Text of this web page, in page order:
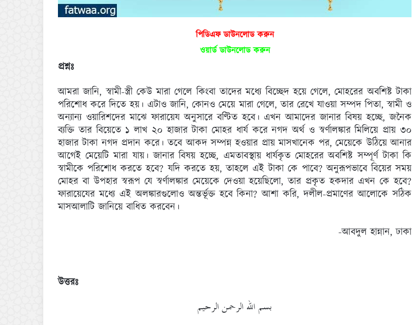
পিডিএফ ডাউনলোড করুন
ওয়ার্ড ডাউনলোড করুন
প্রশ্নঃ
আমরা জানি, স্বামী-স্ত্রী কেউ মারা গেলে কিংবা তাদের মধ্যে বিচ্ছেদ হয়ে গেলে, মোহরের অবশিষ্ট টাকা
পরিশোধ করে দিতে হয়। এটাও জানি, কোনও মেয়ে মারা গেলে, তার রেখে যাওয়া সম্পদ পিতা, স্বামী ও
অন্যান্য ওয়ারিশদের মাঝে ফারায়েয অনুসারে বণ্টিত হবে। এখন আমাদের জানার বিষয় হচ্ছে, জনৈক
ব্যক্তি তার বিয়েতে ১ লাখ ২০ হাজার টাকা মোহর ধার্য করে নগদ অর্থ ও স্বর্ণালঙ্কার মিলিয়ে প্রায় ৩০
হাজার টাকা নগদ প্রদান করে। তবে আকদ সম্পন্ন হওয়ার প্রায় মাসখানেক পর, মেয়েকে উঠিয়ে আনার
আগেই মেয়েটি মারা যায়। জানার বিষয় হচ্ছে, এমতাবস্থায় ধার্যকৃত মোহরের অবশিষ্ট সম্পূর্ণ টাকা কি
স্বামীকে পরিশোধ করতে হবে? যদি করতে হয়, তাহলে এই টাকা কে পাবে? অনুরূপভাবে বিয়ের সময়
মোহর বা উপহার স্বরূপ যে স্বর্ণালঙ্কার মেয়েকে দেওয়া হয়েছিলো, তার প্রকৃত হকদার এখন কে হবে?
ফারায়েযের মধ্যে এই অলঙ্কারগুলোও অন্তর্ভূক্ত হবে কিনা? আশা করি, দলীল-প্রমাণের আলোকে সঠিক
মাসআলাটি জানিয়ে বাধিত করবেন।
-আবদুল হান্নান, ঢাকা
উত্তরঃ
بسم الله الرحمن الرحيم